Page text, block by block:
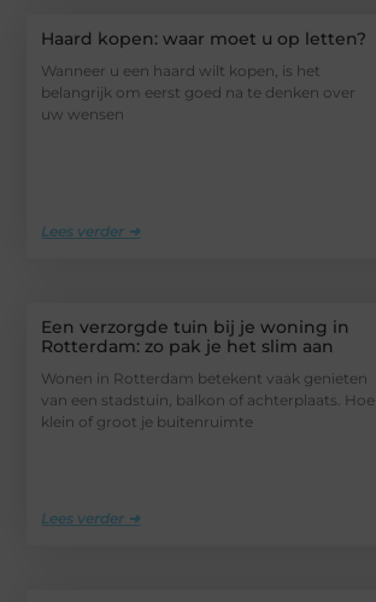
Haard kopen: waar moet u op letten?
Wanneer u een haard wilt kopen, is het
belangrijk om eerst goed na te denken over
uw wensen
Lees verder ➜
Een verzorgde tuin bij je woning in
Rotterdam: zo pak je het slim aan
Wonen in Rotterdam betekent vaak genieten
van een stadstuin, balkon of achterplaats. Hoe
klein of groot je buitenruimte
Lees verder ➜